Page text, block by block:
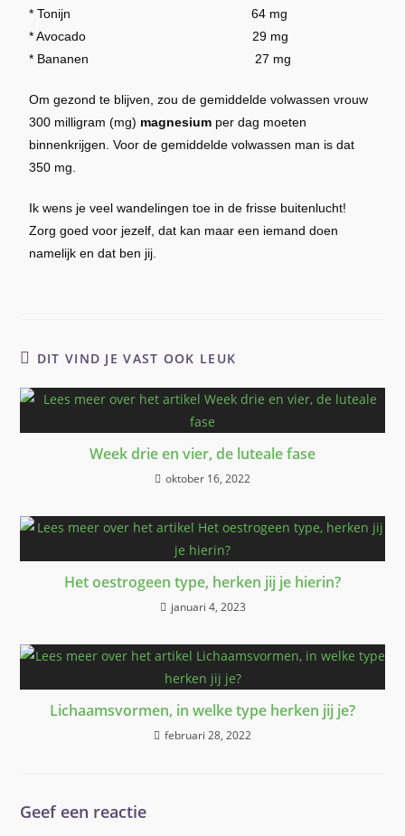
* Tonijn 64 mg
* Avocado 29 mg
* Bananen 27 mg
Om gezond te blijven, zou de gemiddelde volwassen vrouw
300 milligram (mg) magnesium per dag moeten
binnenkrijgen. Voor de gemiddelde volwassen man is dat
350 mg.
Ik wens je veel wandelingen toe in de frisse buitenlucht!
Zorg goed voor jezelf, dat kan maar een iemand doen
namelijk en dat ben jij.
DIT VIND JE VAST OOK LEUK
Week drie en vier, de luteale fase
oktober 16, 2022
Het oestrogeen type, herken jij je hierin?
januari 4, 2023
Lichaamsvormen, in welke type herken jij je?
februari 28, 2022
Geef een reactie